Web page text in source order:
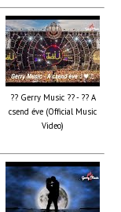
?? Gerry Music ?? - ?? A
csend éve (Official Music
Video)